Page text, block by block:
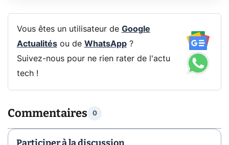
Vous êtes un utilisateur de Google
Actualitésou de WhatsApp?
Suivez-nous pour ne rien rater de l'actu
tech !
Commentaires 0